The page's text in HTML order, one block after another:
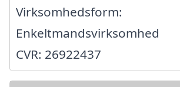
Virksomhedsform:
Enkeltmandsvirksomhed
CVR: 26922437